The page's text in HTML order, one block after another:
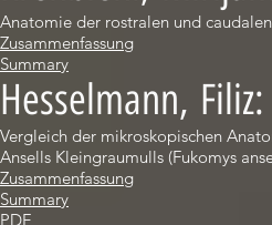
Anatomie der rostralen und
Zusammenfassung
Summary
Hesselmann, Filiz:
Vergleich der mikroskopischen
Ansells Kleingraumulls (Fukomys
Zusammenfassung
Summary
PDF